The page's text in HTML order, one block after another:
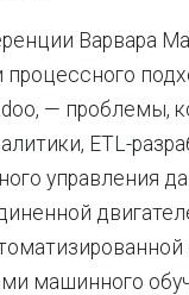
Варвара
— проблемы,
ETL-
управления
машинного